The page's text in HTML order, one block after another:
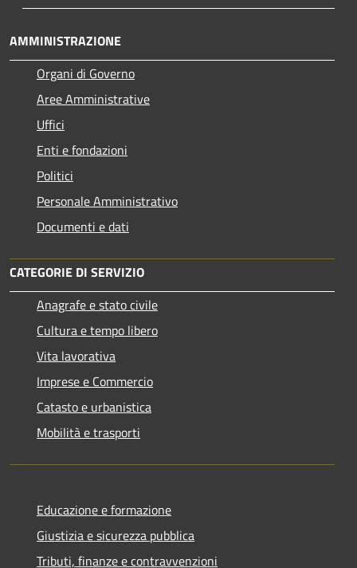
AMMINISTRAZIONE
Organi di Governo
Aree Amministrative
Uffici
Enti e fondazioni
Politici
Personale Amministrativo
Documenti e dati
CATEGORIE DI SERVIZIO
Anagrafe e stato civile
Cultura e tempo libero
Vita lavorativa
Imprese e Commercio
Catasto e urbanistica
Mobilità e trasporti
Educazione e formazione
Giustizia e sicurezza pubblica
Tributi, finanze e contravvenzioni